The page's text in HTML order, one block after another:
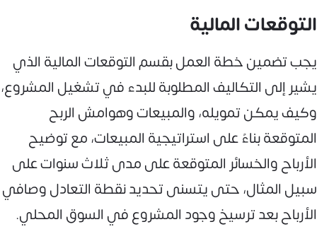
التوقعات المالية
يجب تضمين خطة العمل بقسم التوقعات المالية الذي
يشير إلى التكاليف المطلوبة للبدء في تشغيل المشروع،
وكيف يمكن تمويله، والمبيعات وهوامش الربح
المتوقعة بناءً على استراتيجية المبيعات، مع توضيح
الأرباح والخسائر المتوقعة على مدى ثلاث سنوات على
سبيل المثال، حتى يتسنى تحديد نقطة التعادل وصافي
الأرباح بعد ترسيخ وجود المشروع في السوق المحلي.